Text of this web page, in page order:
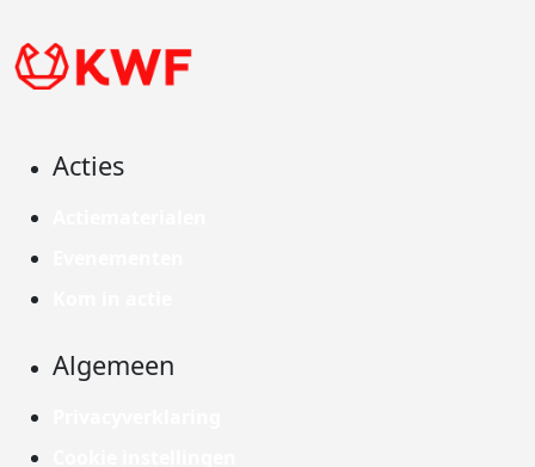
Acties
Algemeen